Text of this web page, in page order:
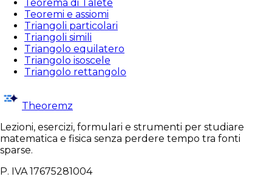
Teorema di Talete
Teoremi e assiomi
Triangoli particolari
Triangoli simili
Triangolo equilatero
Triangolo isoscele
Triangolo rettangolo
Theoremz
Lezioni, esercizi, formulari e strumenti per studiare
matematica e fisica senza perdere tempo tra fonti
sparse.
P. IVA 17675281004